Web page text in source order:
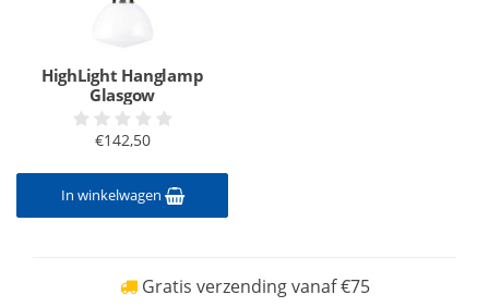
HighLight Hanglamp
Glasgow
€142,50
In winkelwagen
Gratis verzending vanaf €75